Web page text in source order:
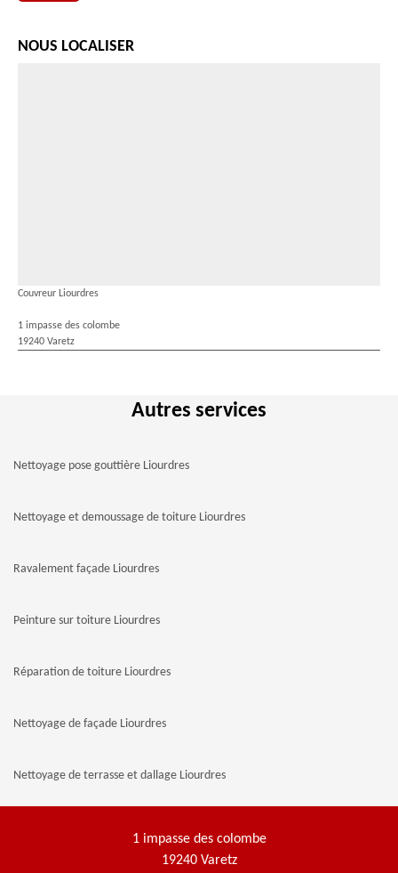
NOUS LOCALISER
Couvreur Liourdres
1 impasse des colombe
19240 Varetz
Autres services
Nettoyage pose gouttière Liourdres
Nettoyage et demoussage de toiture Liourdres
Ravalement façade Liourdres
Peinture sur toiture Liourdres
Réparation de toiture Liourdres
Nettoyage de façade Liourdres
Nettoyage de terrasse et dallage Liourdres
1 impasse des colombe
19240 Varetz